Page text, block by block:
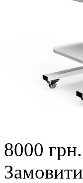
8000 грн.
Замовити